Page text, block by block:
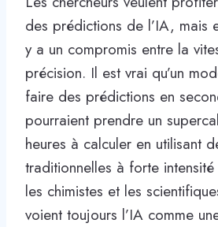
des prédictions de l’IA, mais
y a un compromis entre la
précision. Il est vrai qu’un
faire des prédictions en
pourraient prendre un
heures à calculer en utilisant
traditionnelles à forte
les chimistes et les
voient toujours l’IA comme